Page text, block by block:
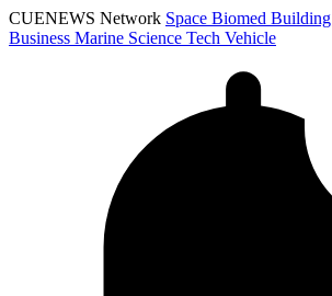
CUENEWS Network Space Biomed Building
Business Marine Science Tech Vehicle